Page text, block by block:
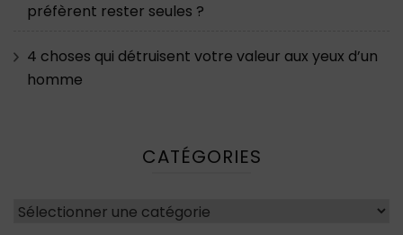
préfèrent rester seules ?
4 choses qui détruisent votre valeur aux yeux d’un
homme
CATÉGORIES
Catégories